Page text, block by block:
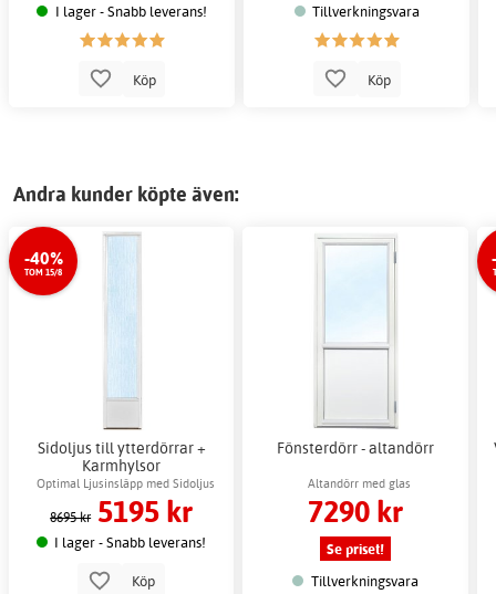
I lager - Snabb leverans!
Köp
Tillverkningsvara
Köp
Andra kunder köpte även:
-40%
TOM 15/8
Sidoljus till ytterdörrar +
Karmhylsor
Optimal Ljusinsläpp med Sidoljus
8695 kr 5195 kr
I lager - Snabb leverans!
Köp
Fönsterdörr - altandörr
Altandörr med glas
7290 kr
Se priset!
Tillverkningsvara